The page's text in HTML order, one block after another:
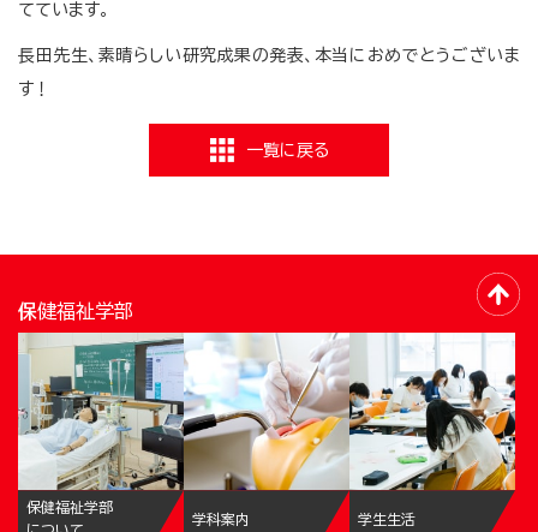
てています。
長田先生、素晴らしい研究成果の発表、本当におめでとうございま
す！
一覧に戻る
保健福祉学部
保健福祉学部
学科案内 学生生活